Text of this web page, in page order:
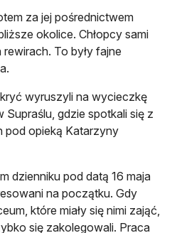
za jej pośrednictwem
okolice. Chłopcy sami
To były fajne
wyruszyli na wycieczkę
gdzie spotkali się z
pod opieką Katarzyny
dzienniku pod datą 16 maja
na początku. Gdy
które miały się nimi zająć,
się zakolegowali. Praca